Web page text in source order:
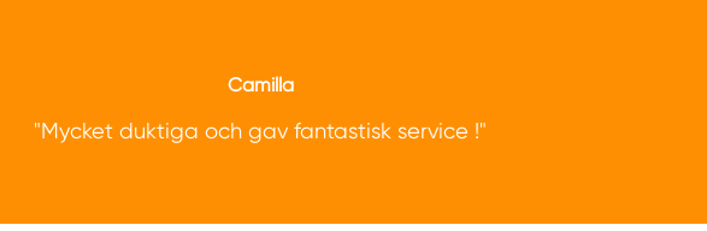
Camilla
"Mycket duktiga och gav fantastisk service !"